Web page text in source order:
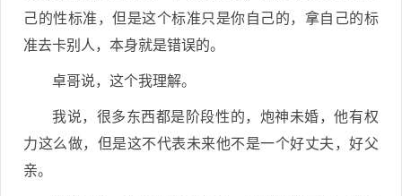
己的性标准，但是这个标准只是你自己的，拿自己的标
准去卡别人，本身就是错误的。
卓哥说，这个我理解。
我说，很多东西都是阶段性的，炮神未婚，他有权
力这么做，但是这不代表未来他不是一个好丈夫，好父
亲。